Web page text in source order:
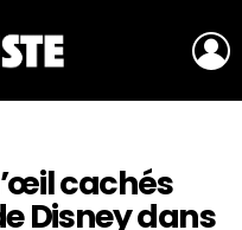
cachés
Disney dans